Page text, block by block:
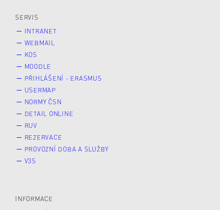
SERVIS
INTRANET
WEBMAIL
KOS
MOODLE
PŘIHLÁŠENÍ - ERASMUS
USERMAP
NORMY ČSN
DETAIL ONLINE
RUV
REZERVACE
PROVOZNÍ DOBA A SLUŽBY
V3S
INFORMACE